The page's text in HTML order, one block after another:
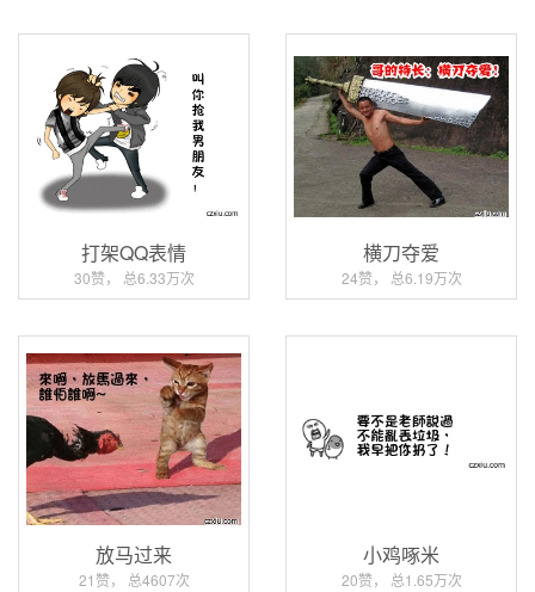
打架QQ表情
30赞， 总6.33万次
横刀夺爱
24赞， 总6.19万次
放马过来
21赞， 总4607次
小鸡啄米
20赞， 总1.65万次